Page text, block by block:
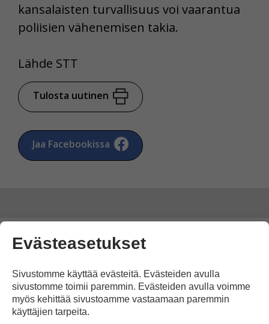
kansalaisten turvallisuus voi vaarantua
poliisien vähenemisen takia.
Lähde STT
Tulosta uutinen
Jaa Facebookissa
Kommentoi
Voit kirjoittaa mielipiteesi
uutisesta
kommenttilaatikkoon.
Evästeasetukset
Sivustomme käyttää evästeitä. Evästeiden avulla
sivustomme toimii paremmin. Evästeiden avulla voimme
myös kehittää sivustoamme vastaamaan paremmin
käyttäjien tarpeita.